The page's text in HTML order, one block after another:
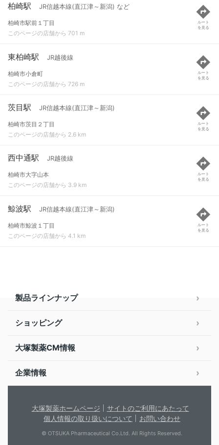
柏崎駅 JR信越本線(直江津～新潟) など
柏崎市駅前１丁目
このページの店舗から 701 m
ルート
を見る
東柏崎駅 JR越後線
柏崎市小倉町
このページの店舗から 726 m
ルート
を見る
茨目駅 JR信越本線(直江津～新潟)
柏崎市茨目２丁目
このページの店舗から 2.6 km
ルート
を見る
西中通駅 JR越後線
柏崎市大字山本
このページの店舗から 3.9 km
ルート
を見る
鯨波駅 JR信越本線(直江津～新潟)
柏崎市鯨波１丁目
このページの店舗から 4.1 km
ルート
を見る
製品ラインナップ
ショッピング
大塚製薬CM情報
企業情報
大塚製薬ホームページ
サイトのご利用にあたって
個人情報の取り扱いについて
お問い合わせ
© OTSUKA Pharmaceutical Co.Ltd. All Rights Reserved.